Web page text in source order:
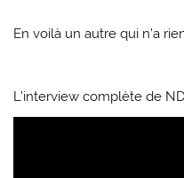
En voilà un autre qui n’a
L’interview complète de